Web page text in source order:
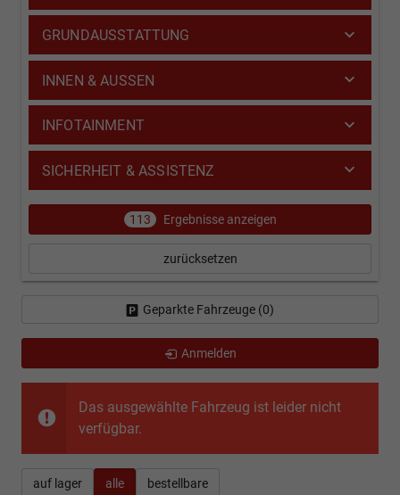
Das ausgewählte Fahrzeug ist leider nicht
verfügbar.
auf lager alle bestellbare
GRUNDAUSSTATTUNG
INNEN & AUSSEN
INFOTAINMENT
SICHERHEIT & ASSISTENZ
113 Ergebnisse anzeigen
zurücksetzen
Geparkte Fahrzeuge (0)
Anmelden